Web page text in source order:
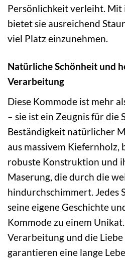
Persönlichkeit verleiht. Mit
bietet sie ausreichend
viel Platz einzunehmen.
Natürliche Schönheit und
Verarbeitung
Diese Kommode ist mehr
– sie ist ein Zeugnis für die
Beständigkeit natürlicher
aus massivem
robuste Konstruktion und
Maserung, die durch die
hindurchschimmert. Jedes
seine eigene Geschichte
Kommode zu einem
Verarbeitung und die
garantieren eine lange